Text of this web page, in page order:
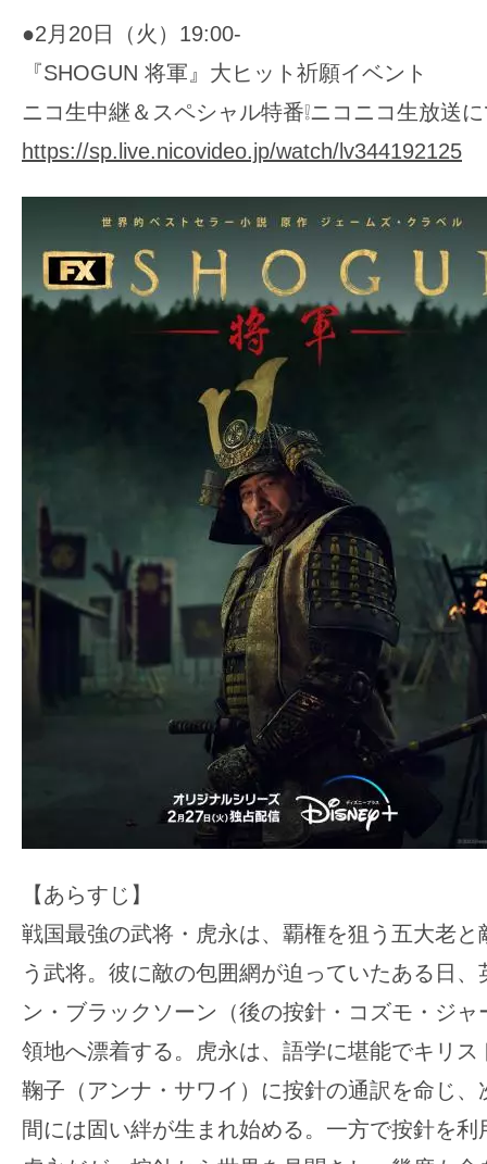
●2月20日（火）19:00-
『SHOGUN 将軍』大ヒット祈願イベント
ニコ生中継＆スペシャル特番❕ニコニコ生放送
https://sp.live.nicovideo.jp/watch/lv344192125
【あらすじ】
戦国最強の武将・虎永は、覇権を狙う五大老と
う武将。彼に敵の包囲網が迫っていたある日
ン・ブラックソーン（後の按針・コズモ・ジ
領地へ漂着する。虎永は、語学に堪能でキリス
鞠子（アンナ・サワイ）に按針の通訳を命じ、
間には固い絆が生まれ始める。一方で按針を